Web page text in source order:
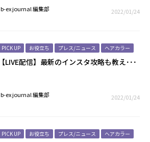
b-ex journal 編集部 2022/01/24
PICK UP お役立ち プレス/ニュース ヘアカラー
【LIVE配信】最新のインスタ攻略も教え･･･
b-ex journal 編集部 2022/01/24
PICK UP お役立ち プレス/ニュース ヘアカラー